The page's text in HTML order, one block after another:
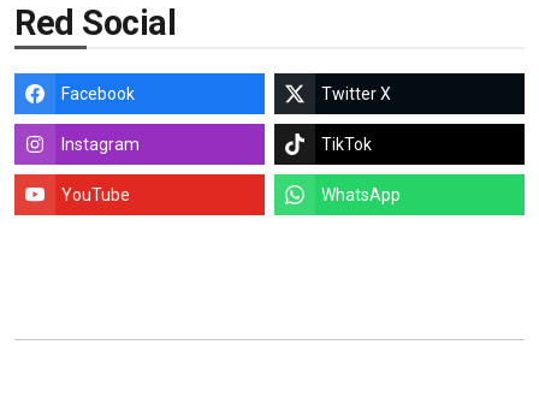
Red Social
Facebook Twitter X
Instagram TikTok
YouTube WhatsApp